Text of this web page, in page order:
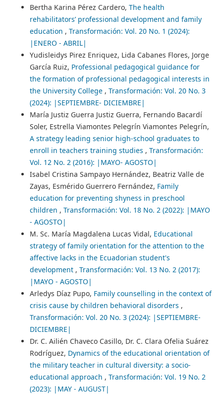
Bertha Karina Pérez Cardero, The health
rehabilitators’ professional development and family
education , Transformación: Vol. 20 No. 1 (2024):
|ENERO - ABRIL|
Yudisleidys Pirez Enriquez, Lida Cabanes Flores, Jorge
García Ruiz, Professional pedagogical guidance for
the formation of professional pedagogical interests in
the University College , Transformación: Vol. 20 No. 3
(2024): |SEPTIEMBRE- DICIEMBRE|
María Justiz Guerra Justiz Guerra, Fernando Bacardí
Soler, Estrella Viamontes Pelegrín Viamontes Pelegrín,
A strategy leading senior high-school graduates to
enroll in teachers training studies , Transformación:
Vol. 12 No. 2 (2016): |MAYO- AGOSTO|
Isabel Cristina Sampayo Hernández, Beatriz Valle de
Zayas, Esmérido Guerrero Fernández, Family
education for preventing shyness in preschool
children , Transformación: Vol. 18 No. 2 (2022): |MAYO
- AGOSTO|
M. Sc. María Magdalena Lucas Vidal, Educational
strategy of family orientation for the attention to the
affective lacks in the Ecuadorian student's
development , Transformación: Vol. 13 No. 2 (2017):
|MAYO - AGOSTO|
Arledys Díaz Pupo, Family counselling in the context of
crisis cause by children behavioral disorders ,
Transformación: Vol. 20 No. 3 (2024): |SEPTIEMBRE-
DICIEMBRE|
Dr. C. Ailién Chaveco Casillo, Dr. C. Clara Ofelia Suárez
Rodríguez, Dynamics of the educational orientation of
the military teacher in cultural diversity: a socio-
educational approach , Transformación: Vol. 19 No. 2
(2023): |MAY - AUGUST|